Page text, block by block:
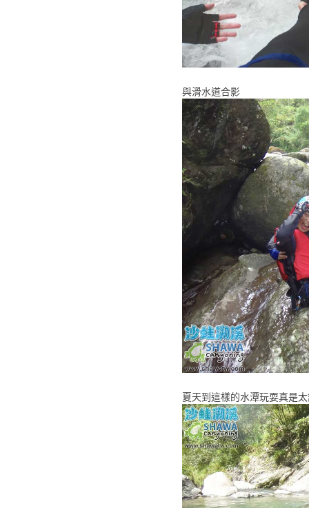
與滑水道合影
夏天到這樣的水潭玩耍真是